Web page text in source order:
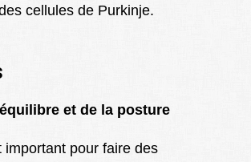
cellules de Purkinje.
et de la posture
important pour faire des